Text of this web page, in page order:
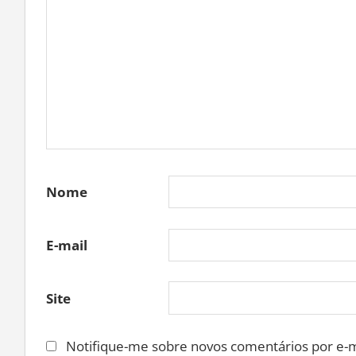
Nome
E-mail
Site
Notifique-me sobre novos comentários por e-